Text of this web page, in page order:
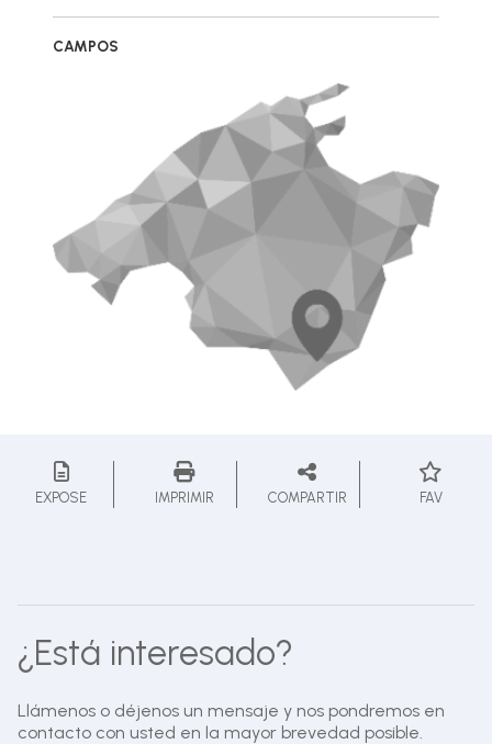
CAMPOS
EXPOSE IMPRIMIR COMPARTIR FAV
¿Está interesado?
Llámenos o déjenos un mensaje y nos pondremos en
contacto con usted en la mayor brevedad posible.